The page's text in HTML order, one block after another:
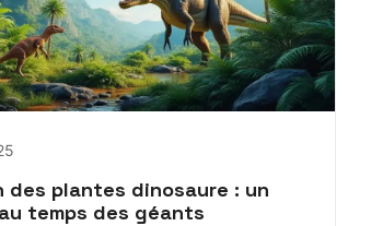
des plantes dinosaure : un
temps des géants